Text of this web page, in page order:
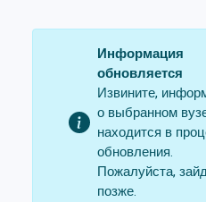
Информация
обновляется
Извините,
о выбранном
находится в
обновления.
Пожалуйста,
позже.